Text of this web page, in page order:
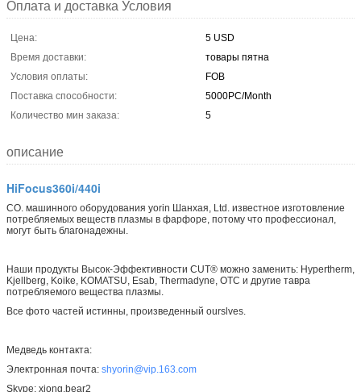
Оплата и доставка Условия
Цена:
5 USD
Время доставки:
товары пятна
Условия оплаты:
FOB
Поставка способности:
5000PC/Month
Количество мин заказа:
5
описание
HiFocus360i/440i
CO. машинного оборудования yorin Шанхая, Ltd. известное изготовление
потребляемых веществ плазмы в фарфоре, потому что профессионал,
могут быть благонадежны.
Наши продукты Высок-Эффективности CUT® можно заменить: Hypertherm,
Kjellberg, Koike, KOMATSU, Esab, Thermadyne, OTC и другие тавра
потребляемого вещества плазмы.
Все фото частей истинны, произведенный ourslves.
Медведь контакта:
Электронная почта: shyorin@vip.163.com
Skype: xiong.bear2